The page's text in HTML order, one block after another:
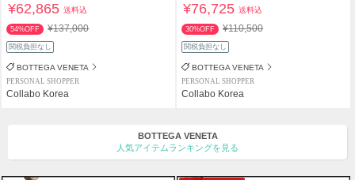
¥62,865送料込
54%OFF ¥137,000
関税負担なし
BOTTEGA VENETA
PERSONAL SHOPPER
Collabo Korea
¥76,725送料込
30%OFF ¥110,500
関税負担なし
BOTTEGA VENETA
PERSONAL SHOPPER
Collabo Korea
BOTTEGA VENETA
人気アイテムランキングを見る